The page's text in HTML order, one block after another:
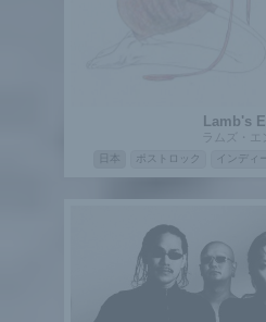
Lamb's
ラムズ・エ
ポストロック インディ